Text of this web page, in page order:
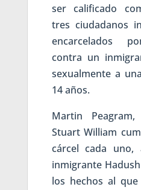
ser calificado
tres ciudadanos
encarcelados
contra un
sexualmente a
14 años.
Martin
Stuart William
cárcel cada uno,
inmigrante
los hechos al